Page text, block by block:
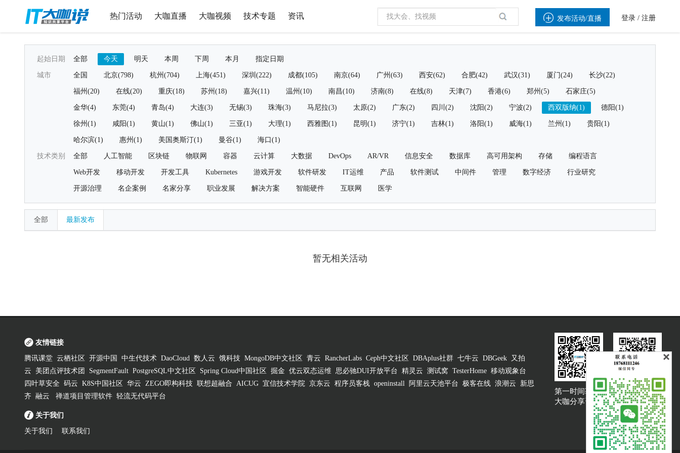
热门活动 大咖直播 大咖视频 技术专题 资讯  发布活动/直播 登录 / 注册
起始日期 全部 今天 明天 本周 下周 本月 指定日期
城市 全国 北京(798) 杭州(704) 上海(451) 深圳(222) 成都(105) 南京(64) 广州(63) 西安(62) 合肥(42) 武汉(31) 厦门(24) 长沙(22)
福州(20) 在线(20) 重庆(18) 苏州(18) 嘉兴(11) 温州(10) 南昌(10) 济南(8) 在线(8) 天津(7) 香港(6) 郑州(5) 石家庄(5)
金华(4) 东莞(4) 青岛(4) 大连(3) 无锡(3) 珠海(3) 马尼拉(3) 太原(2) 广东(2) 四川(2) 沈阳(2) 宁波(2) 西双版纳(1) 德阳(1)
徐州(1) 咸阳(1) 黄山(1) 佛山(1) 三亚(1) 大理(1) 西雅图(1) 昆明(1) 济宁(1) 吉林(1) 洛阳(1) 威海(1) 兰州(1) 贵阳(1)
哈尔滨(1) 惠州(1) 美国奥斯汀(1) 曼谷(1) 海口(1)
技术类别 全部 人工智能 区块链 物联网 容器 云计算 大数据 DevOps AR/VR 信息安全 数据库 高可用架构 存储 编程语言
Web开发 移动开发 开发工具 Kubernetes 游戏开发 软件研发 IT运维 产品 软件测试 中间件 管理 数字经济 行业研究
开源治理 名企案例 名家分享 职业发展 解决方案 智能硬件 互联网 医学
全部 最新发布
暂无相关活动
友情链接
腾讯课堂 云栖社区 开源中国 中生代技术 DaoCloud 数人云 饿科技 MongoDB中文社区 青云 RancherLabs Ceph中文社区 DBAplus社群 七牛云 DBGeek
又拍
云
美团点评技术团 SegmentFault PostgreSQL中文社区 Spring Cloud中国社区 掘金 优云双态运维 思必驰DUI开放平台 精灵云 测试窝 TesterHome 移动观象台
四叶草安全 码云 K8S中国社区 华云 ZEGO即构科技 联想超融合 AICUG 宜信技术学院 京东云 程序员客栈 openinstall 阿里云天池平台 极客在线 浪潮云
新思
齐 融云 禅道项目管理软件 轻流无代码平台
关于我们
关于我们 联系我们
第一时间获取
大咖分享资讯
大咖说吐槽客服